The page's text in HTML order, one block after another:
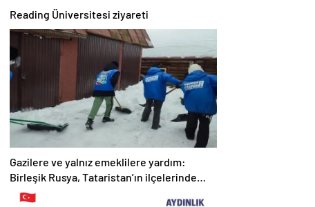
Reading Üniversitesi ziyareti
Gazilere ve yalnız emeklilere yardım:
Birleşik Rusya, Tataristan’ın ilçelerinde
“Kar İnişi” kampanyası düzenliyor